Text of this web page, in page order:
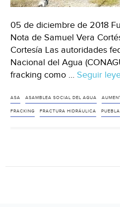
05 de diciembre de 2018
Nota de Samuel Vera
Cortesía Las autoridades
Nacional del Agua
fracking como … Seguir
ASA ASAMBLEA SOCIAL DEL AGUA
FRACKING FRACTURA HIDRÁULICA PUEBLA